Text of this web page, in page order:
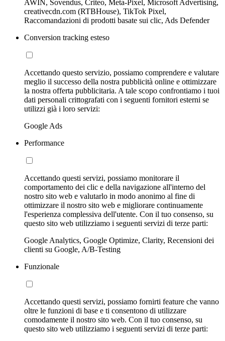
AWIN, Sovendus, Criteo, Meta-Pixel, Microsoft Advertising,
creativecdn.com (RTBHouse), TikTok Pixel,
Raccomandazioni di prodotti basate sui clic, Ads Defender
Conversion tracking esteso
Accettando questo servizio, possiamo comprendere e valutare
meglio il successo della nostra pubblicità online e ottimizzare
la nostra offerta pubblicitaria. A tale scopo confrontiamo i tuoi
dati personali crittografati con i seguenti fornitori esterni se
utilizzi già i loro servizi:
Google Ads
Performance
Accettando questi servizi, possiamo monitorare il
comportamento dei clic e della navigazione all'interno del
nostro sito web e valutarlo in modo anonimo al fine di
ottimizzare il nostro sito web e migliorare continuamente
l'esperienza complessiva dell'utente. Con il tuo consenso, su
questo sito web utilizziamo i seguenti servizi di terze parti:
Google Analytics, Google Optimize, Clarity, Recensioni dei
clienti su Google, A/B-Testing
Funzionale
Accettando questi servizi, possiamo fornirti feature che vanno
oltre le funzioni di base e ti consentono di utilizzare
comodamente il nostro sito web. Con il tuo consenso, su
questo sito web utilizziamo i seguenti servizi di terze parti: